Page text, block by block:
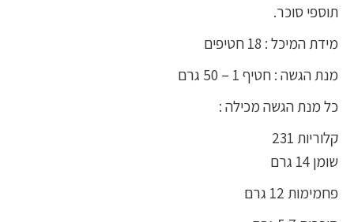
תוספי סוכר.
מידת המיכל : 18 חטיפים
מנת הגשה : חטיף 1 – 50 גרם
כל מנת הגשה מכילה :
קלוריות 231
שומן 14 גרם
פחמימות 12 גרם